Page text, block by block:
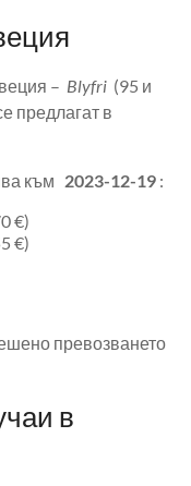
– Blyfri (95 и
предлагат в
към 2023-12-19 :
€)
€)
превозването
в